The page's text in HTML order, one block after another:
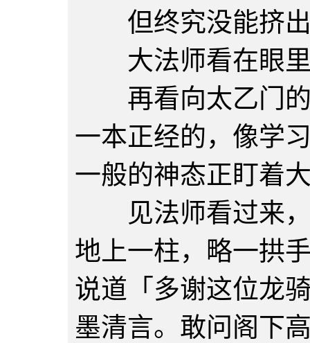
但终究没能挤出
大法师看在眼里
再看向太乙门的
一本正经的，像学
一般的神态正盯着
见法师看过来，
地上一柱，略一拱
说道「多谢这位龙
墨清言。敢问阁下